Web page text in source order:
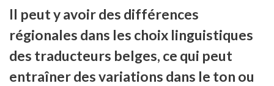
Il peut y avoir des différences
régionales dans les choix linguistiques
des traducteurs belges, ce qui peut
entraîner des variations dans le ton ou